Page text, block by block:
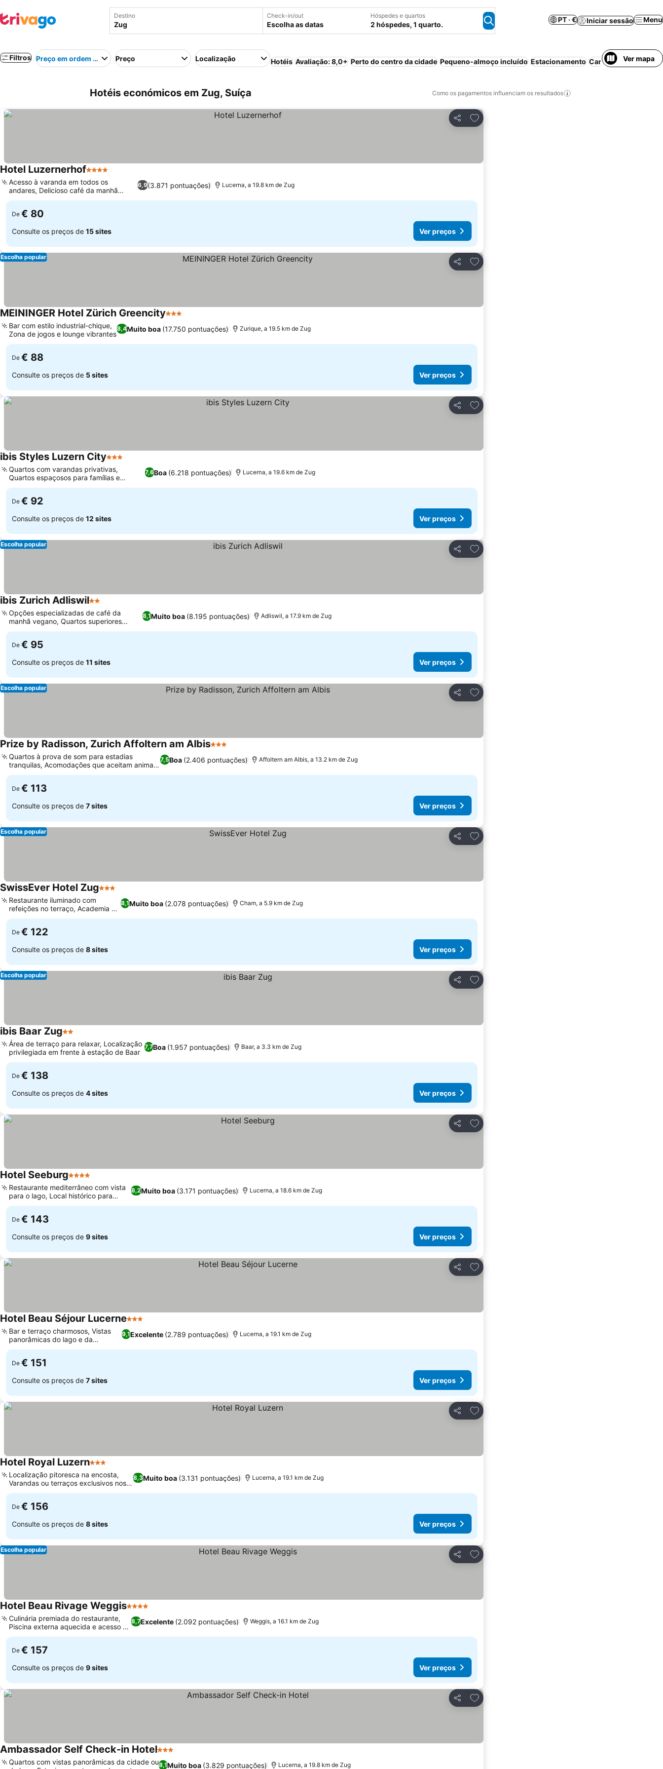
Destino Check-in/out
Escolha as datas
Hóspedes e quartos
2 hóspedes, 1 quarto.
PT · € Iniciar sessão Menu
Filtros Preço em ordem crescentePreço Localização Hotéis Avaliação: 8,0+ Perto do centro da cidade Pequeno-almoço incluído Estacionamento CancelamentoVer mapa
Hotéis económicos em Zug, Suíça Como os pagamentos influenciam os resultados
Partilhar
Adicionar aos favoritos
Hotel Luzernerhof4 Estrelas
6,9(3.871 pontuações)
Acesso à varanda em todos os
andares, Delicioso café da manhã
caseiro
Lucerna, a 19.8 km de Zug
De € 80
Consulte os preços de 15 sites Ver preços
Partilhar
Adicionar aos favoritos
Escolha popular
MEININGER Hotel Zürich Greencity3 Estrelas
8,4Muito boa (17.750 pontuações)
Bar com estilo industrial-chique,
Zona de jogos e lounge vibrantes
Zurique, a 19.5 km de Zug
De € 88
Consulte os preços de 5 sites Ver preços
Partilhar
Adicionar aos favoritos
ibis Styles Luzern City3 Estrelas
7,6Boa (6.218 pontuações)
Quartos com varandas privativas,
Quartos espaçosos para famílias e
escape rooms
Lucerna, a 19.6 km de Zug
De € 92
Consulte os preços de 12 sites Ver preços
Partilhar
Adicionar aos favoritos
Escolha popular
ibis Zurich Adliswil2 Estrelas
8,1Muito boa (8.195 pontuações)
Opções especializadas de café da
manhã vegano, Quartos superiores
recém-renovados
Adliswil, a 17.9 km de Zug
De € 95
Consulte os preços de 11 sites Ver preços
Partilhar
Adicionar aos favoritos
Escolha popular
Prize by Radisson, Zurich Affoltern am Albis3 Estrelas
7,5Boa (2.406 pontuações)
Quartos à prova de som para estadias
tranquilas, Acomodações que aceitam animais
de estimação
Affoltern am Albis, a 13.2 km de Zug
De € 113
Consulte os preços de 7 sites Ver preços
Partilhar
Adicionar aos favoritos
Escolha popular
SwissEver Hotel Zug3 Estrelas
8,1Muito boa (2.078 pontuações)
Restaurante iluminado com
refeições no terraço, Academia 24
horas
Cham, a 5.9 km de Zug
De € 122
Consulte os preços de 8 sites Ver preços
Partilhar
Adicionar aos favoritos
Escolha popular
ibis Baar Zug2 Estrelas
7,7Boa (1.957 pontuações)
Área de terraço para relaxar, Localização
privilegiada em frente à estação de Baar
Baar, a 3.3 km de Zug
De € 138
Consulte os preços de 4 sites Ver preços
Partilhar
Adicionar aos favoritos
Hotel Seeburg4 Estrelas
8,2Muito boa (3.171 pontuações)
Restaurante mediterrâneo com vista
para o lago, Local histórico para
eventos
Lucerna, a 18.6 km de Zug
De € 143
Consulte os preços de 9 sites Ver preços
Partilhar
Adicionar aos favoritos
Hotel Beau Séjour Lucerne3 Estrelas
9,1Excelente (2.789 pontuações)
Bar e terraço charmosos, Vistas
panorâmicas do lago e da
montanha
Lucerna, a 19.1 km de Zug
De € 151
Consulte os preços de 7 sites Ver preços
Partilhar
Adicionar aos favoritos
Hotel Royal Luzern3 Estrelas
8,3Muito boa (3.131 pontuações)
Localização pitoresca na encosta,
Varandas ou terraços exclusivos nos
quartos
Lucerna, a 19.1 km de Zug
De € 156
Consulte os preços de 8 sites Ver preços
Partilhar
Adicionar aos favoritos
Escolha popular
Hotel Beau Rivage Weggis4 Estrelas
8,7Excelente (2.092 pontuações)
Culinária premiada do restaurante,
Piscina externa aquecida e acesso ao
lago
Weggis, a 16.1 km de Zug
De € 157
Consulte os preços de 9 sites Ver preços
Partilhar
Adicionar aos favoritos
Ambassador Self Check-in Hotel3 Estrelas
8,1Muito boa (3.829 pontuações)
Quartos com vistas panorâmicas da cidade ou
Lucerna, a 19.8 km de Zug